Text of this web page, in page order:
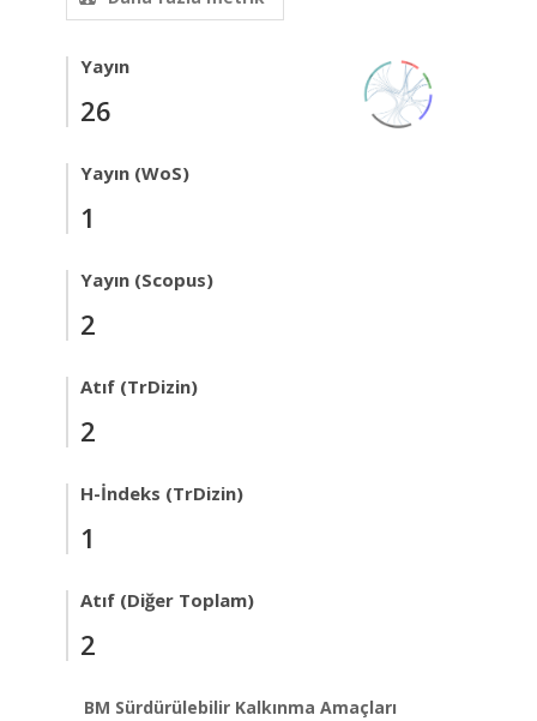
Yayın
26
Yayın (WoS)
1
Yayın (Scopus)
2
Atıf (TrDizin)
2
H-İndeks (TrDizin)
1
Atıf (Diğer Toplam)
2
BM Sürdürülebilir Kalkınma Amaçları